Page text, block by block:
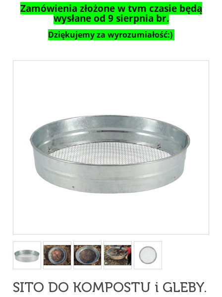
Zamówienia złożone w tym czasie będą
wysłane od 9 sierpnia br.
Dziękujemy za wyrozumiałość:)
SITO DO KOMPOSTU i GLEBY.